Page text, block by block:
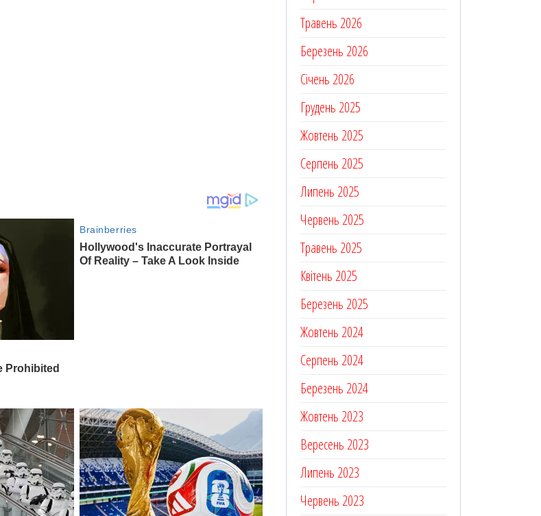
Травень 2026
Березень 2026
Січень 2026
Грудень 2025
Жовтень 2025
Серпень 2025
Липень 2025
Червень 2025
Травень 2025
Квітень 2025
Березень 2025
Жовтень 2024
Серпень 2024
Березень 2024
Жовтень 2023
Вересень 2023
Липень 2023
Червень 2023